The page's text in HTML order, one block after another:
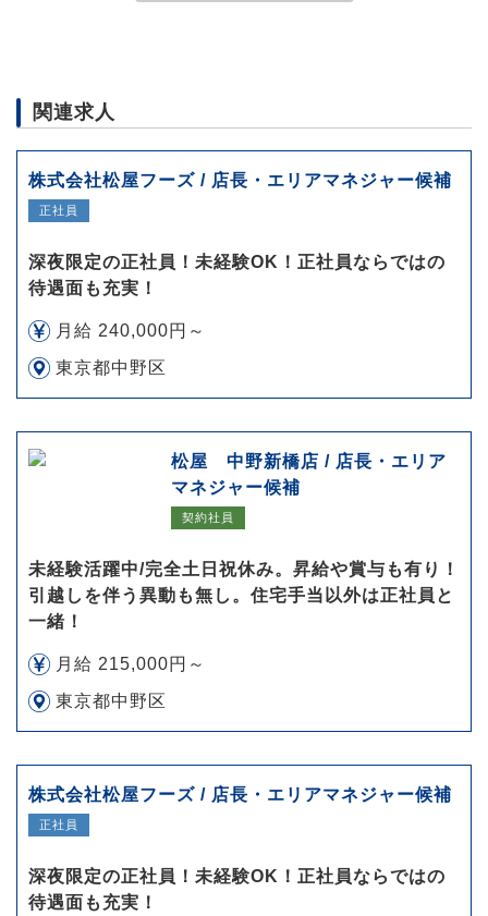
関連求人
株式会社松屋フーズ / 店長・エリアマネジャー候補
正社員
深夜限定の正社員！未経験OK！正社員ならではの
待遇面も充実！
月給 240,000円～
東京都中野区
松屋 中野新橋店 / 店長・エリア
マネジャー候補
契約社員
未経験活躍中/完全土日祝休み。昇給や賞与も有り！
引越しを伴う異動も無し。住宅手当以外は正社員と
一緒！
月給 215,000円～
東京都中野区
株式会社松屋フーズ / 店長・エリアマネジャー候補
正社員
深夜限定の正社員！未経験OK！正社員ならではの
待遇面も充実！